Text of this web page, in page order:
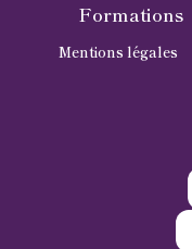
Formations
Mentions légales